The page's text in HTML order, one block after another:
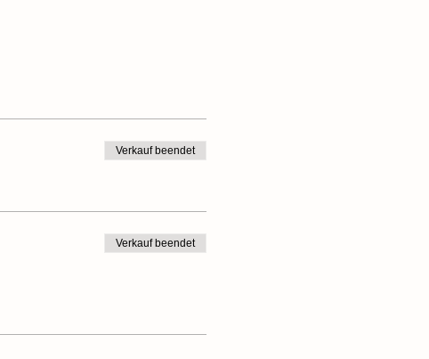
Verkauf beendet
Verkauf beendet